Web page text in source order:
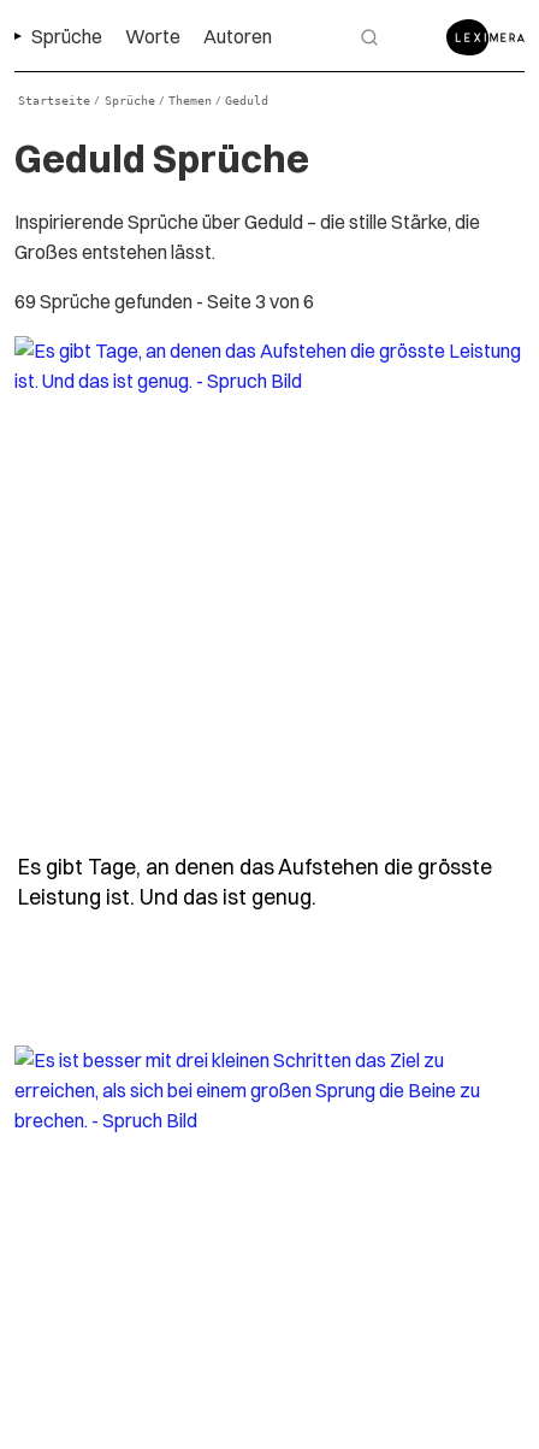
Sprüche Worte Autoren
Startseite / Sprüche / Themen / Geduld
Geduld Sprüche
Inspirierende Sprüche über Geduld – die stille Stärke, die
Großes entstehen lässt.
69 Sprüche gefunden - Seite 3 von 6
Es gibt Tage, an denen das Aufstehen die grösste
Leistung ist. Und das ist genug.